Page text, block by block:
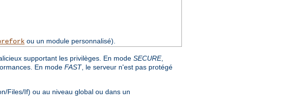
ou un module personnalisé).
supportant les privilèges. En mode SECURE,
En mode FAST, le serveur n'est pas protégé
Files/If) ou au niveau global ou dans un